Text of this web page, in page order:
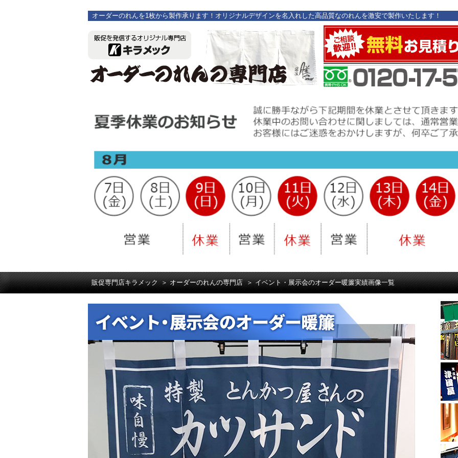
オーダーのれんを1枚から製作承ります！オリジナルデザインを名入れした高品質なのれんを激安で製作いたします！
販促専門店キラメック ＞オーダーのれんの専門店 ＞イベント・展示会のオーダー暖簾実績画像一覧